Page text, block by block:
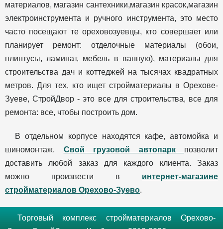
материалов, магазин сантехники,магазин красок,магазин
электроинструмента и ручного инструмента, это место
часто посещают те ореховозуевцы, кто совершает или
планирует ремонт: отделочные материалы (обои,
плинтусы, ламинат, мебель в ванную), материалы для
строительства дач и коттеджей на тысячах квадратных
метров. Для тех, кто ищет стройматериалы в Орехове-
Зуеве, СтройДвор - это все для строительства, все для
ремонта: все, чтобы построить дом.
В отдельном корпусе находятся кафе, автомойка и
шиномонтаж. Свой грузовой автопарк позволит
доставить любой заказ для каждого клиента. Заказ
можно произвести в интернет-магазине
стройматериалов Орехово-Зуево.
Торговый комплекс стройматериалов Орехово-